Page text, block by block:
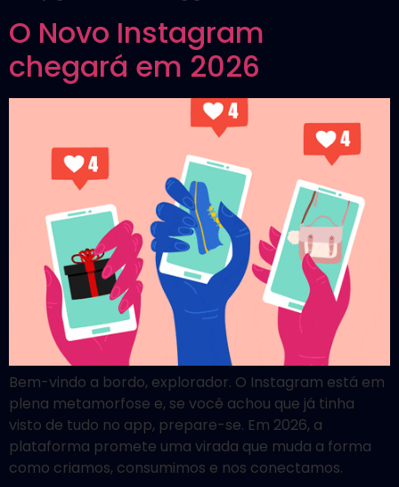
O Novo Instagram
chegará em 2026
Bem-vindo a bordo, explorador. O Instagram está em
plena metamorfose e, se você achou que já tinha
visto de tudo no app, prepare-se. Em 2026, a
plataforma promete uma virada que muda a forma
como criamos, consumimos e nos conectamos.